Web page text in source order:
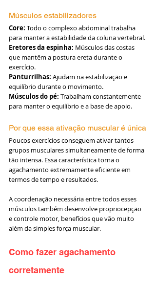
Músculos estabilizadores
Core: Todo o complexo abdominal trabalha
para manter a estabilidade da coluna vertebral.
Eretores da espinha: Músculos das costas
que mantêm a postura ereta durante o
exercício.
Panturrilhas: Ajudam na estabilização e
equilíbrio durante o movimento.
Músculos do pé: Trabalham constantemente
para manter o equilíbrio e a base de apoio.
Por que essa ativação muscular é única
Poucos exercícios conseguem ativar tantos
grupos musculares simultaneamente de forma
tão intensa. Essa característica torna o
agachamento extremamente eficiente em
termos de tempo e resultados.
A coordenação necessária entre todos esses
músculos também desenvolve propriocepção
e controle motor, benefícios que vão muito
além da simples força muscular.
Como fazer agachamento
corretamente